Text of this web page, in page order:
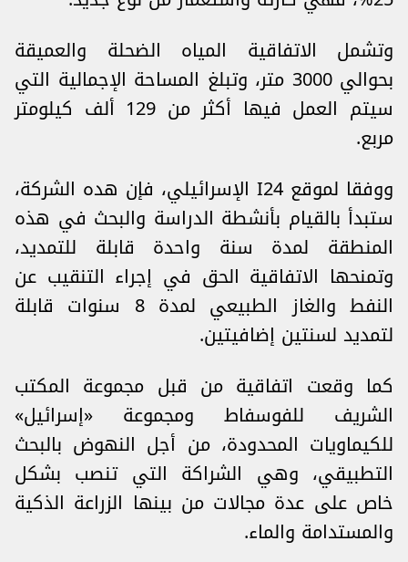
وتشمل الاتفاقية المياه الضحلة والعميقة
بحوالي 3000 متر، وتبلغ المساحة الإجمالية التي
سيتم العمل فيها أكثر من 129 ألف كيلومتر
مربع.
ووفقا لموقع I24 الإسرائيلي، فإن هده الشركة،
ستبدأ بالقيام بأنشطة الدراسة والبحث في هذه
المنطقة لمدة سنة واحدة قابلة للتمديد،
وتمنحها الاتفاقية الحق في إجراء التنقيب عن
النفط والغاز الطبيعي لمدة 8 سنوات قابلة
لتمديد لسنتين إضافيتين.
كما وقعت اتفاقية من قبل مجموعة المكتب
الشريف للفوسفاط ومجموعة «إسرائيل»
للكيماويات المحدودة، من أجل النهوض بالبحث
التطبيقي، وهي الشراكة التي تنصب بشكل
خاص على عدة مجالات من بينها الزراعة الذكية
والمستدامة والماء.